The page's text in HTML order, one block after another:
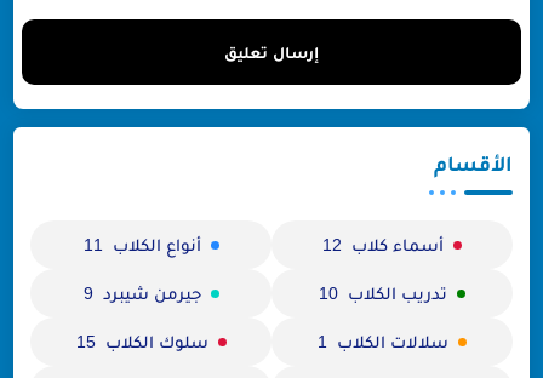
إرسال تعليق
الأقسام
أسماء كلاب 12 أنواع الكلاب 11
تدريب الكلاب 10 جيرمن شيبرد 9
سلالات الكلاب 1 سلوك الكلاب 15